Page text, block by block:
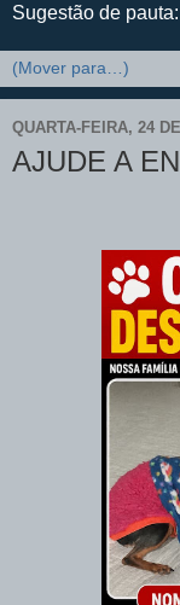
Sugestão de
QUARTA-FEIRA, 24
AJUDE A